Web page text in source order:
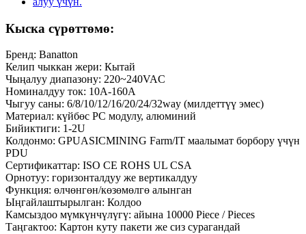
Кыска сүрөттөмө:
Бренд: Banatton
Келип чыккан жери: Кытай
Чыңалуу диапазону: 220~240VAC
Номиналдуу ток: 10A-160A
Чыгуу саны: 6/8/10/12/16/20/24/32way (милдеттүү эмес)
Материал: күйбөс PC модулу, алюминий
Бийиктиги: 1-2U
Колдонмо: GPUASICMINING Farm/IT маалымат борбору үчүн
PDU
Сертификаттар: ISO CE ROHS UL CSA
Орнотуу: горизонталдуу же вертикалдуу
Функция: өлчөнгөн/көзөмөлгө алынган
Ыңгайлаштырылган: Колдоо
Камсыздоо мүмкүнчүлүгү: айына 10000 Piece / Pieces
Таңгактоо: Картон куту пакети же сиз сурагандай